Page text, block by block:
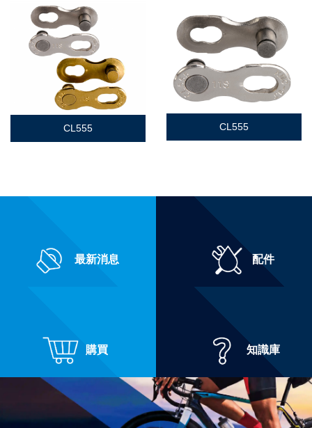
CL555 CL555
最新消息 配件
購買 知識庫